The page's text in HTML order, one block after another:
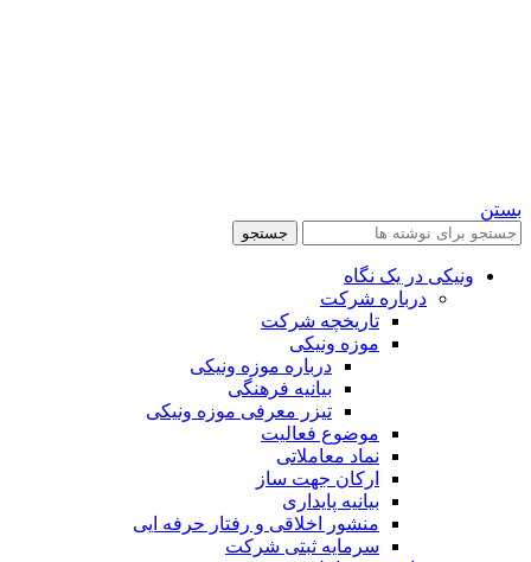
بستن
جستجو
ونیکی در یک نگاه
درباره شرکت
تاریخچه شرکت
موزه ونیکی
درباره موزه ونیکی
بیانیه فرهنگی
تیزر معرفی موزه ونیکی
موضوع فعالیت
نماد معاملاتی
ارکان جهت ساز
بیانیه پایداری
منشور اخلاقی و رفتار حرفه ایی
سرمایه ثبتی شرکت